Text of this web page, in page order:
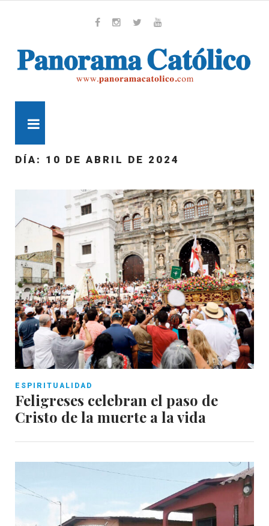
DÍA: 10 DE ABRIL DE 2024
ESPIRITUALIDAD
Feligreses celebran el paso de
Cristo de la muerte a la vida